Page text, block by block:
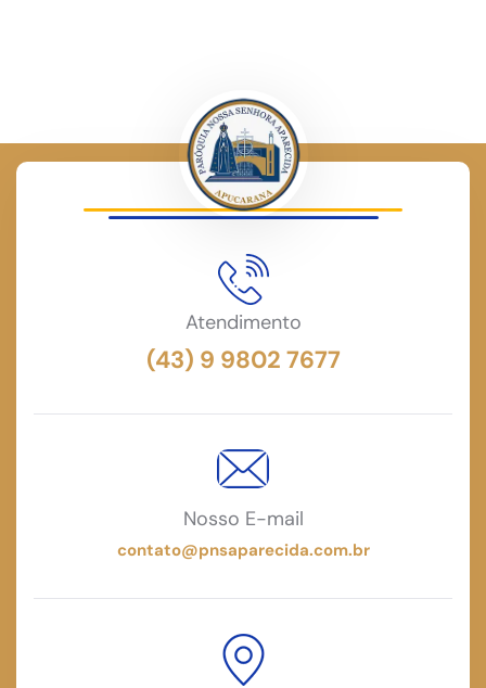
Atendimento
(43) 9 9802 7677
Nosso E-mail
contato@pnsaparecida.com.br